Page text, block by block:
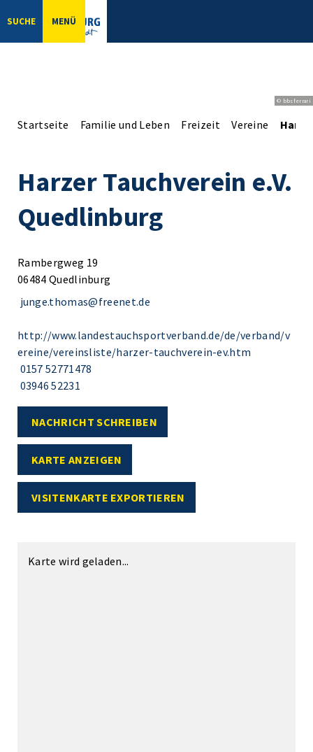
SUCHE MENÜ
© bbsferrari
Startseite Familie und Leben Freizeit Vereine
Harzer Tauchverein e.V.
Quedlinburg
Rambergweg 19
06484 Quedlinburg
junge.thomas@freenet.de
http://www.landestauchsportverband.de/de/verband/v
ereine/vereinsliste/harzer-tauchverein-ev.htm
0157 52771478
03946 52231
NACHRICHT SCHREIBEN
KARTE ANZEIGEN
VISITENKARTE EXPORTIEREN
Karte wird geladen...